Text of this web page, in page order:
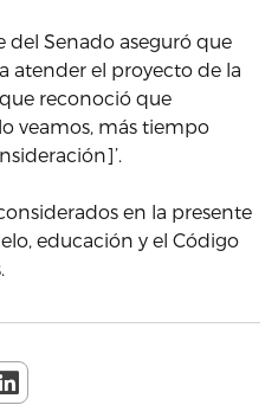
del Senado aseguró que
atender el proyecto de la
reconoció que
veamos, más tiempo
en la presente
educación y el Código